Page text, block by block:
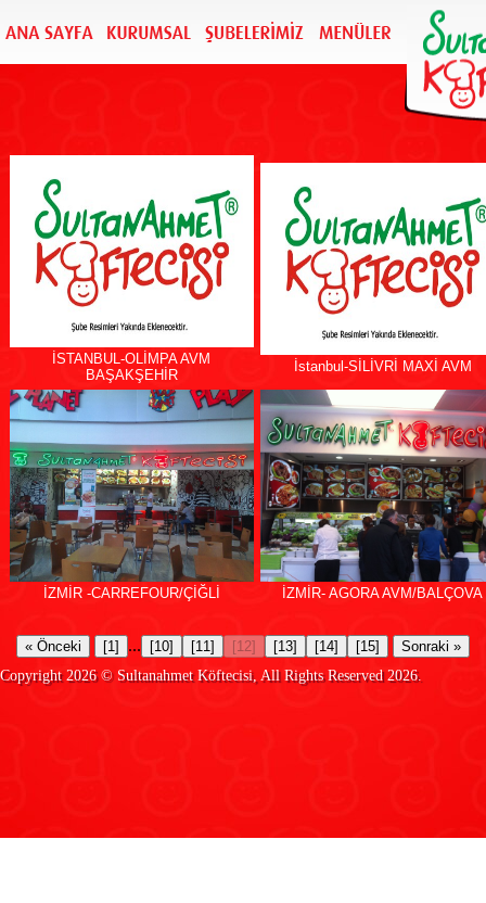
İSTANBUL-OLİMPA AVM
BAŞAKŞEHİR
İstanbul-SİLİVRİ MAXİ AVM
İZMİR -CARREFOUR/ÇİĞLİ İZMİR- AGORA AVM/BALÇOVA
« Önceki [1] ... [10] [11] [12] [13] [14] [15]
Sonraki »
Copyright 2026 © Sultanahmet Köftecisi, All Rights Reserved 2026.